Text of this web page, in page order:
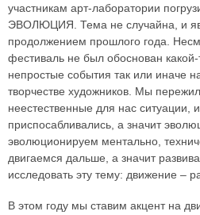
участникам арт-лаборатории
ЭВОЛЮЦИЯ. Тема не случайна, и
продолжением прошлого года.
фестиваль не был обоснован какой-
непростые события так или иначе
творчестве художников. Мы
неестественные для нас ситуации,
приспосабливались, а значит
эволюционируем ментально,
двигаемся дальше, а значит
исследовать эту тему: движение –
В этом году мы ставим акцент на